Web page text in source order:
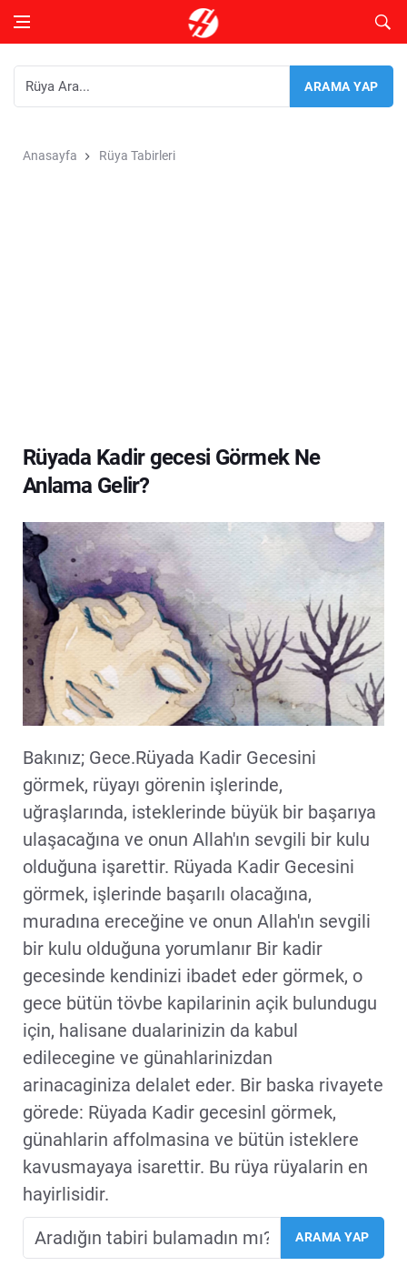
Anasayfa Rüya Tabirleri
Rüyada Kadir gecesi Görmek Ne
Anlama Gelir?
Bakınız; Gece.Rüyada Kadir Gecesini
görmek, rüyayı görenin işlerinde,
uğraşlarında, isteklerinde büyük bir başarıya
ulaşacağına ve onun Allah'ın sevgili bir kulu
olduğuna işarettir. Rüyada Kadir Gecesini
görmek, işlerinde başarılı olacağına,
muradına ereceğine ve onun Allah'ın sevgili
bir kulu olduğuna yorumlanır Bir kadir
gecesinde kendinizi ibadet eder görmek, o
gece bütün tövbe kapilarinin açik bulundugu
için, halisane dualarinizin da kabul
edilecegine ve günahlarinizdan
arinacaginiza delalet eder. Bir baska rivayete
görede: Rüyada Kadir gecesinl görmek,
günahlarin affolmasina ve bütün isteklere
kavusmayaya isarettir. Bu rüya rüyalarin en
hayirlisidir.